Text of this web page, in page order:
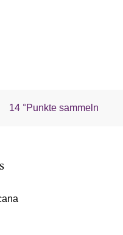
14 °Punkte sammeln